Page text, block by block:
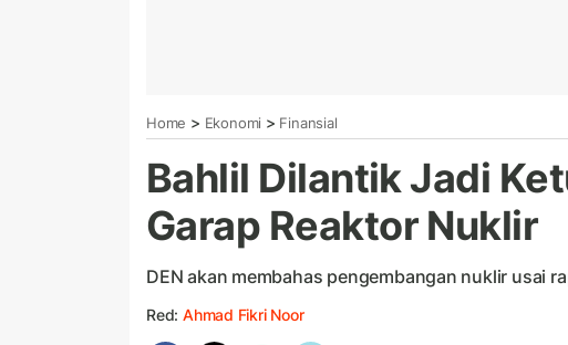
Home > Ekonomi > Finansial
Bahlil Dilantik Jadi
Garap Reaktor Nuklir
DEN akan membahas pengembangan nuklir usai
Red: Ahmad Fikri Noor